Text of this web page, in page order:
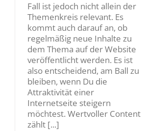
Fall ist jedoch nicht allein der
Themenkreis relevant. Es
kommt auch darauf an, ob
regelmäßig neue Inhalte zu
dem Thema auf der Website
veröffentlicht werden. Es ist
also entscheidend, am Ball zu
bleiben, wenn Du die
Attraktivität einer
Internetseite steigern
möchtest. Wertvoller Content
zählt [...]